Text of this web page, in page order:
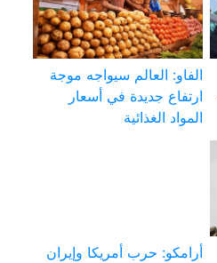
الفاو: العالم سيواجه موجة
ارتفاع جديدة في أسعار
المواد الغذائية
أرامكو: حرب أمريكا وإيران